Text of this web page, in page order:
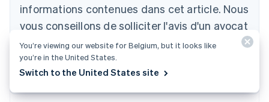
informations contenues dans cet article. Nous
vous conseillons de solliciter l'avis d'un avocat
compétent ou d'un comptable agréé dans le
ou les territoires concernés pour obtenir des
conseils adaptés à votre situation.
Brésil
Bulgarie
English
Canada
Chine continentale
You’re viewing our website for Belgium, but it looks like
you’re in the United States.
Switch to the United States site